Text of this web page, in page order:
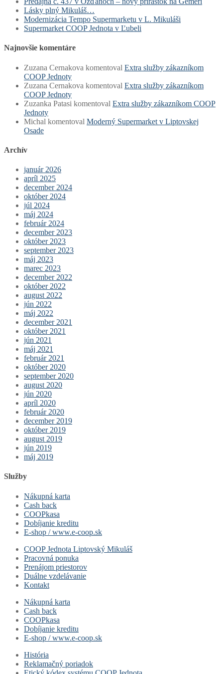
Lásky plný Mikuláš…
Modernizácia Tempo Supermarketu v L. Mikuláši
Supermarket COOP Jednota v Ľubeli
Najnovšie komentáre
Zuzana Cernakova komentoval Extra služby zákazníkom
COOP Jednoty
Zuzana Cernakova komentoval Extra služby zákazníkom
COOP Jednoty
Zuzanka Patasi komentoval Extra služby zákazníkom COOP
Jednoty
Michal komentoval Moderný Supermarket v Liptovskej
Osade
Archív
január 2026
apríl 2025
december 2024
október 2024
júl 2024
máj 2024
február 2024
december 2023
október 2023
september 2023
máj 2023
marec 2023
december 2022
október 2022
august 2022
jún 2022
máj 2022
december 2021
október 2021
jún 2021
máj 2021
február 2021
október 2020
september 2020
august 2020
jún 2020
apríl 2020
február 2020
december 2019
október 2019
august 2019
jún 2019
máj 2019
Služby
Nákupná karta
Cash back
COOPkasa
Dobíjanie kreditu
E-shop / www.e-coop.sk
COOP Jednota Liptovský Mikuláš
Pracovná ponuka
Prenájom priestorov
Duálne vzdelávanie
Kontakt
Nákupná karta
Cash back
COOPkasa
Dobíjanie kreditu
E-shop / www.e-coop.sk
História
Reklamačný poriadok